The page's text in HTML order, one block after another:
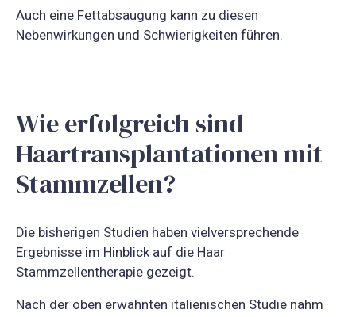
Auch eine Fettabsaugung kann zu diesen
Nebenwirkungen und Schwierigkeiten führen.
Wie erfolgreich sind
Haartransplantationen mit
Stammzellen?
Die bisherigen Studien haben vielversprechende
Ergebnisse im Hinblick auf die Haar
Stammzellentherapie gezeigt.
Nach der oben erwähnten italienischen Studie nahm